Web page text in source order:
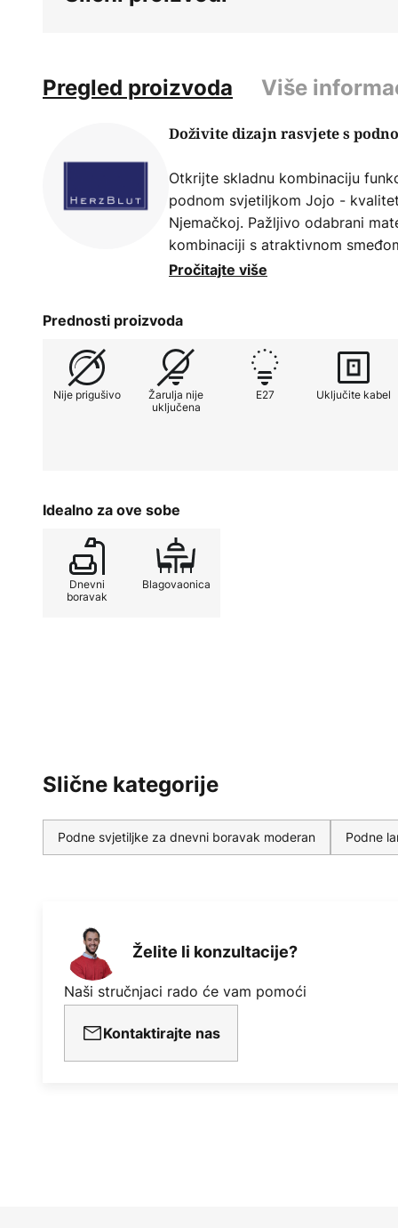
Pregled proizvoda Više
Doživite dizajn rasvjete s
Otkrijte skladnu kombinaciju
podnom svjetiljkom Jojo -
Njemačkoj. Pažljivo odabrani
kombinaciji s atraktivnom
podnoj svjetiljci daju moderan
stila i osobnosti. Svojim toplim
atmosfere postaje središnji
Bilo za opuštene večeri ili kao
HerzBlut podna lampa Jojo je
svakodnevni život i omogućuje
Pročitajte više
Prednosti proizvoda
Nije prigušivo
Žarulja nije
uključena
E27 Uključite kabel
Idealno za ove sobe
Dnevni
boravak
Blagovaonica
Slične kategorije
Podne svjetiljke za dnevni boravak moderan Podne
Želite li konzultacije?
Naši stručnjaci rado će vam pomoći
Kontaktirajte nas